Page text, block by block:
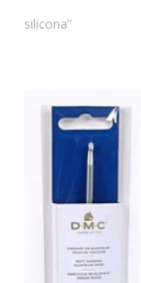
silicona”